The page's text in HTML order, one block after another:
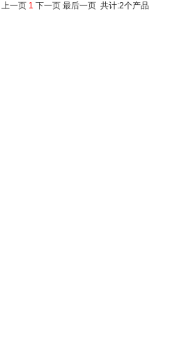
上一页 1 下一页 最后一页 共计:2个产品